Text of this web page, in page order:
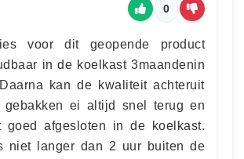
0
voor dit geopende product
in de koelkast 3maandenin
kan de kwaliteit achteruit
gebakken ei altijd snel terug en
goed afgesloten in de koelkast.
niet langer dan 2 uur buiten de